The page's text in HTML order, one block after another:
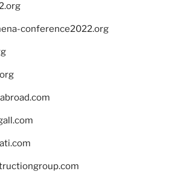
conference2022.org